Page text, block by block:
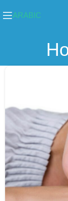
ARABIC